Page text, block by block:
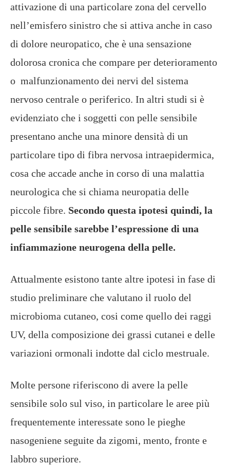
attivazione di una particolare zona del cervello
nell’emisfero sinistro che si attiva anche in caso
di dolore neuropatico, che è una sensazione
dolorosa cronica che compare per deterioramento
o malfunzionamento dei nervi del sistema
nervoso centrale o periferico. In altri studi si è
evidenziato che i soggetti con pelle sensibile
presentano anche una minore densità di un
particolare tipo di fibra nervosa intraepidermica,
cosa che accade anche in corso di una malattia
neurologica che si chiama neuropatia delle
piccole fibre. Secondo questa ipotesi quindi, la
pelle sensibile sarebbe l’espressione di una
infiammazione neurogena della pelle.
Attualmente esistono tante altre ipotesi in fase di
studio preliminare che valutano il ruolo del
microbioma cutaneo, cosi come quello dei raggi
UV, della composizione dei grassi cutanei e delle
variazioni ormonali indotte dal ciclo mestruale.
Molte persone riferiscono di avere la pelle
sensibile solo sul viso, in particolare le aree più
frequentemente interessate sono le pieghe
nasogeniene seguite da zigomi, mento, fronte e
labbro superiore.